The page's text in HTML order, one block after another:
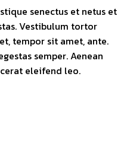
senectus et netus et
Vestibulum tortor
tempor sit amet, ante.
semper. Aenean
eleifend leo.